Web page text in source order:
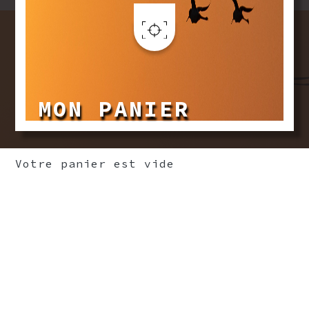
Aller au contenu principal
MON PANIER
Votre panier est vide